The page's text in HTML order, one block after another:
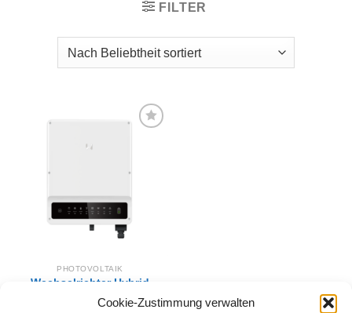
Cookie-Zustimmung verwalten
FILTER
PHOTOVOLTAIK
Wechselrichter Hybrid
GoodWe GW8KN-ET
PLUS+ (16A)